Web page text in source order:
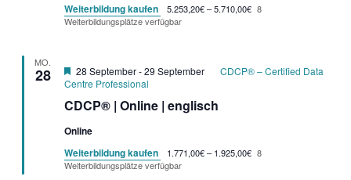
Weiterbildung kaufen
5.253,20€ – 5.710,00€ 8
Weiterbildungsplätze verfügbar
MO.
28
CDCP® | Online | englisch
Garantietermin
28 September-29 September
CDCP® – Certified Data
Centre Professional
Online
Weiterbildung kaufen
1.771,00€ – 1.925,00€ 8
Weiterbildungsplätze verfügbar